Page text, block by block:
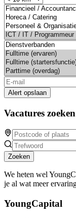
Alert opslaan
Vacatures zoeken
Zoeken
We heten wel
je al wat meer
YoungCapital